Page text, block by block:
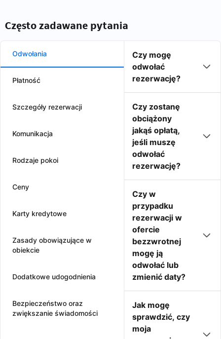
Często zadawane pytania
Odwołania
Płatność
Szczegóły rezerwacji
Komunikacja
Rodzaje pokoi
Ceny
Karty kredytowe
Zasady obowiązujące w
obiekcie
Dodatkowe udogodnienia
Bezpieczeństwo oraz
zwiększanie świadomości
Czy mogę
odwołać
rezerwację?
Czy zostanę
obciążony
jakąś opłatą,
jeśli muszę
odwołać
rezerwację?
Czy w
przypadku
rezerwacji w
ofercie
bezzwrotnej
mogę ją
odwołać lub
zmienić daty?
Jak mogę
sprawdzić, czy
moja